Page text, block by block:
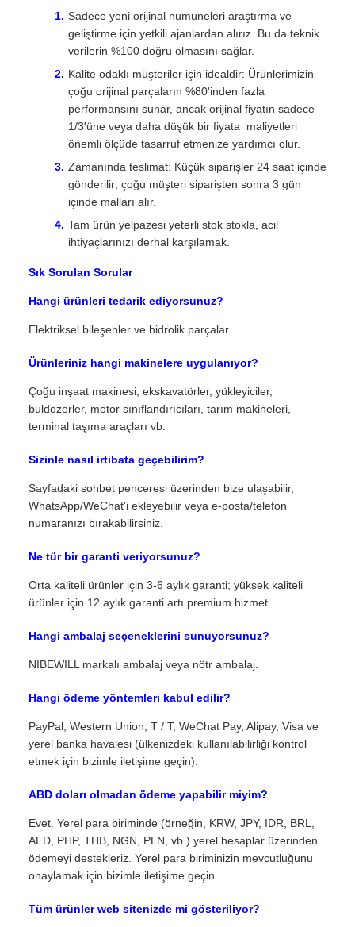
Sadece yeni orijinal numuneleri araştırma ve
geliştirme için yetkili ajanlardan alırız. Bu da teknik
verilerin %100 doğru olmasını sağlar.
Kalite odaklı müşteriler için idealdir: Ürünlerimizin
çoğu orijinal parçaların %80'inden fazla
performansını sunar, ancak orijinal fiyatın sadece
1/3'üne veya daha düşük bir fiyata  maliyetleri
önemli ölçüde tasarruf etmenize yardımcı olur.
Zamanında teslimat: Küçük siparişler 24 saat içinde
gönderilir; çoğu müşteri siparişten sonra 3 gün
içinde malları alır.
Tam ürün yelpazesi yeterli stok stokla, acil
ihtiyaçlarınızı derhal karşılamak.
Sık Sorulan Sorular
Hangi ürünleri tedarik ediyorsunuz?
Elektriksel bileşenler ve hidrolik parçalar.
Ürünleriniz hangi makinelere uygulanıyor?
Çoğu inşaat makinesi, ekskavatörler, yükleyiciler,
buldozerler, motor sınıflandırıcıları, tarım makineleri,
terminal taşıma araçları vb.
Sizinle nasıl irtibata geçebilirim?
Sayfadaki sohbet penceresi üzerinden bize ulaşabilir,
WhatsApp/WeChat'i ekleyebilir veya e-posta/telefon
numaranızı bırakabilirsiniz.
Ne tür bir garanti veriyorsunuz?
Orta kaliteli ürünler için 3-6 aylık garanti; yüksek kaliteli
ürünler için 12 aylık garanti artı premium hizmet.
Hangi ambalaj seçeneklerini sunuyorsunuz?
NIBEWILL markalı ambalaj veya nötr ambalaj.
Hangi ödeme yöntemleri kabul edilir?
PayPal, Western Union, T / T, WeChat Pay, Alipay, Visa ve
yerel banka havalesi (ülkenizdeki kullanılabilirliği kontrol
etmek için bizimle iletişime geçin).
ABD doları olmadan ödeme yapabilir miyim?
Evet. Yerel para biriminde (örneğin, KRW, JPY, IDR, BRL,
AED, PHP, THB, NGN, PLN, vb.) yerel hesaplar üzerinden
ödemeyi destekleriz. Yerel para biriminizin mevcutluğunu
onaylamak için bizimle iletişime geçin.
Tüm ürünler web sitenizde mi gösteriliyor?